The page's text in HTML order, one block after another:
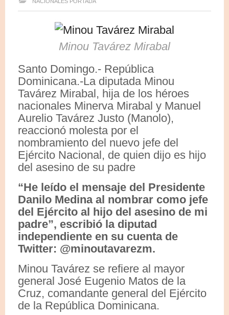
Minou Tavárez Mirabal
Santo Domingo.- República
Dominicana.-La diputada Minou
Tavárez Mirabal, hija de los héroes
nacionales Minerva Mirabal y Manuel
Aurelio Tavárez Justo (Manolo),
reaccionó molesta por el
nombramiento del nuevo jefe del
Ejército Nacional, de quien dijo es hijo
del asesino de su padre
“He leído el mensaje del Presidente
Danilo Medina al nombrar como jefe
del Ejército al hijo del asesino de mi
padre”, escribió la diputad
independiente en su cuenta de
Twitter: @minoutavarezm.
Minou Tavárez se refiere al mayor
general José Eugenio Matos de la
Cruz, comandante general del Ejército
de la República Dominicana.